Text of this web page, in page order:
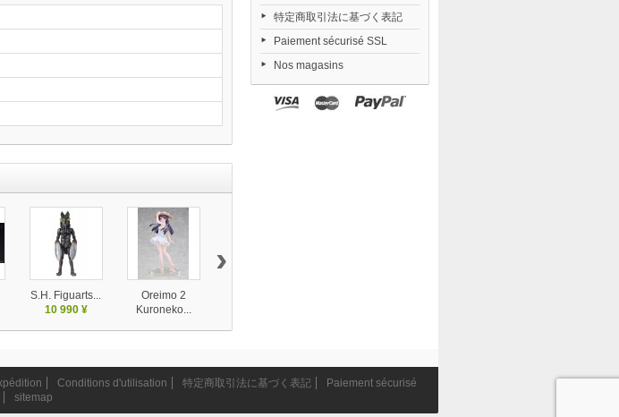
S.H. Figuarts...
10 990 ¥
Oreimo 2
Kuroneko...
›
特定商取引法に基づく表記
Paiement sécurisé SSL
Nos magasins
Conditions d'utilisation 特定商取引法に基づく表記
Paiement sécurisé
sitemap